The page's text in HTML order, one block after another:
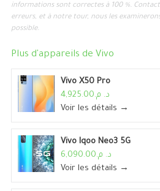
informations sont correctes à 100 %.
erreurs, et à notre tour, nous les
possible.
Plus d'appareils de Vivo
Vivo X50 Pro
د. م.4,925.00
Voir les détails →
Vivo Iqoo Neo3 5G
د. م.6,090.00
Voir les détails →